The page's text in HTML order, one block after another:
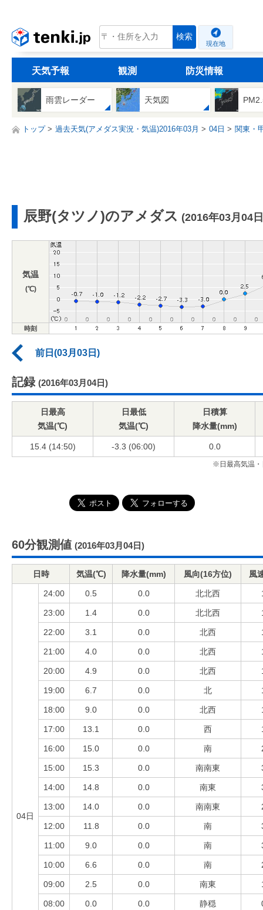
tenki.jp 検索
現在地
天気予報 観測 防災情報
雨雲レーダー 天気図
トップ 過去天気(アメダス実況・気温)2016年03月 04日 関東・
辰野(タツノ)のアメダス (2016年03月04
気温
(℃)
時刻
前日(03月03日)
記録 (2016年03月04日)
日最高
気温(℃)
日最低
気温(℃)
日積算
降水量(mm)
15.4 (14:50) -3.3 (06:00) 0.0
※日最高気温・
60分観測値 (2016年03月04日)
日時 気温(℃) 降水量(mm) 風向(16方位) 風
04日
24:00 0.5 0.0 北北西
23:00 1.4 0.0 北北西
22:00 3.1 0.0 北西
21:00 4.0 0.0 北西
20:00 4.9 0.0 北西
19:00 6.7 0.0 北
18:00 9.0 0.0 北西
17:00 13.1 0.0 西
16:00 15.0 0.0 南
15:00 15.3 0.0 南南東
14:00 14.8 0.0 南東
13:00 14.0 0.0 南南東
12:00 11.8 0.0 南
11:00 9.0 0.0 南
10:00 6.6 0.0 南
09:00 2.5 0.0 南東
08:00 0.0 0.0 静穏